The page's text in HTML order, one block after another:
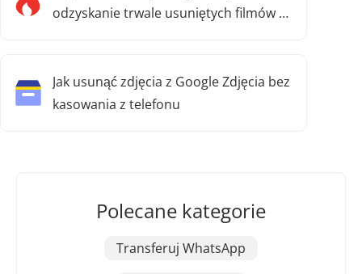
odzyskanie trwale usuniętych filmów z
Jak usunąć zdjęcia z Google Zdjęcia bez
kasowania z telefonu
Polecane kategorie
Transferuj WhatsApp